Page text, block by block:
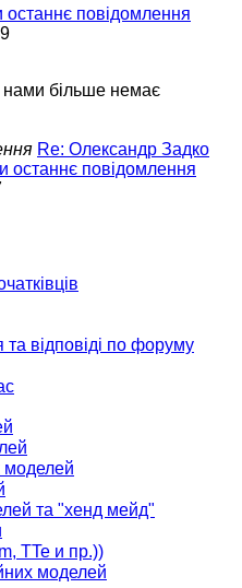
останнє повідомлення
нами більше немає
Re: Олександр Задко
останнє повідомлення
відповіді по форуму
та "хенд мейд"
TTe и пр.))
моделей